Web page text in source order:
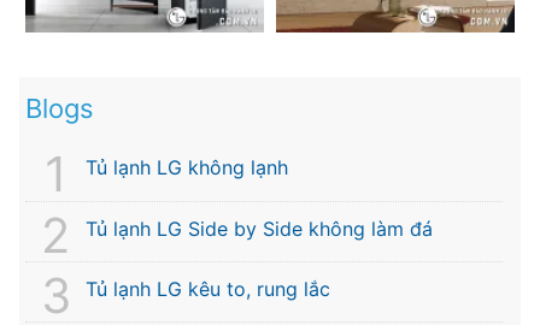
Blogs
Tủ lạnh LG không lạnh
Tủ lạnh LG Side by Side không làm đá
Tủ lạnh LG kêu to, rung lắc